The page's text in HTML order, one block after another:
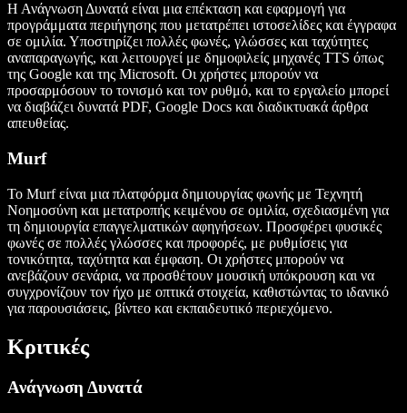
Η Ανάγνωση Δυνατά είναι μια επέκταση και εφαρμογή για
προγράμματα περιήγησης που μετατρέπει ιστοσελίδες και έγγραφα
σε ομιλία. Υποστηρίζει πολλές φωνές, γλώσσες και ταχύτητες
αναπαραγωγής, και λειτουργεί με δημοφιλείς μηχανές TTS όπως
της Google και της Microsoft. Οι χρήστες μπορούν να
προσαρμόσουν το τονισμό και τον ρυθμό, και το εργαλείο μπορεί
να διαβάζει δυνατά PDF, Google Docs και διαδικτυακά άρθρα
απευθείας.
Murf
Το Murf είναι μια πλατφόρμα δημιουργίας φωνής με Τεχνητή
Νοημοσύνη και μετατροπής κειμένου σε ομιλία, σχεδιασμένη για
τη δημιουργία επαγγελματικών αφηγήσεων. Προσφέρει φυσικές
φωνές σε πολλές γλώσσες και προφορές, με ρυθμίσεις για
τονικότητα, ταχύτητα και έμφαση. Οι χρήστες μπορούν να
ανεβάζουν σενάρια, να προσθέτουν μουσική υπόκρουση και να
συγχρονίζουν τον ήχο με οπτικά στοιχεία, καθιστώντας το ιδανικό
για παρουσιάσεις, βίντεο και εκπαιδευτικό περιεχόμενο.
Κριτικές
Ανάγνωση Δυνατά